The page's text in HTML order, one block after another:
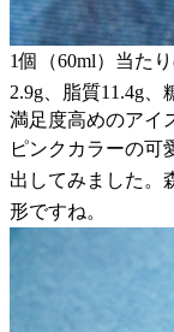
1個（60ml）当た
2.9g、脂質11.4g、
満足度高めのアイ
ピンクカラーの可
出してみました。
形ですね。